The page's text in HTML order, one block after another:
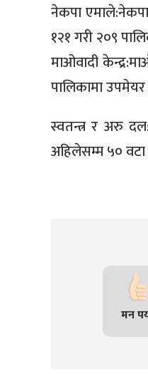
नेकपा
१२१ गरी २०९
माओवादी
पालिकामा
स्वतन्त्र र अरु
अहिलेसम्म ५० वटा
मन